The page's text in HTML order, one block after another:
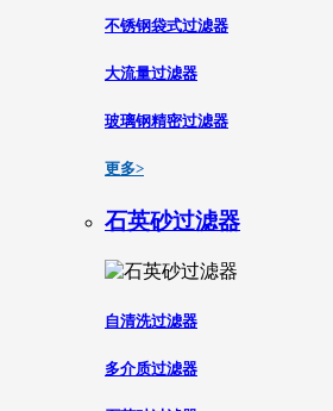
不锈钢袋式过滤器
大流量过滤器
玻璃钢精密过滤器
更多>
石英砂过滤器
自清洗过滤器
多介质过滤器